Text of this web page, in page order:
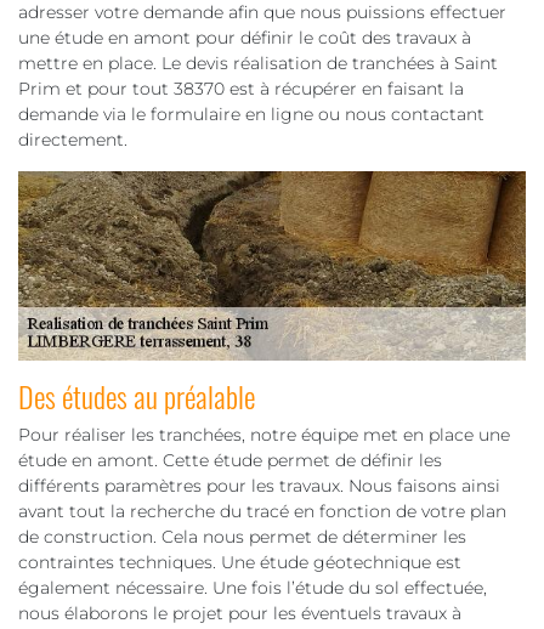
adresser votre demande afin que nous puissions effectuer
une étude en amont pour définir le coût des travaux à
mettre en place. Le devis réalisation de tranchées à Saint
Prim et pour tout 38370 est à récupérer en faisant la
demande via le formulaire en ligne ou nous contactant
directement.
Des études au préalable
Pour réaliser les tranchées, notre équipe met en place une
étude en amont. Cette étude permet de définir les
différents paramètres pour les travaux. Nous faisons ainsi
avant tout la recherche du tracé en fonction de votre plan
de construction. Cela nous permet de déterminer les
contraintes techniques. Une étude géotechnique est
également nécessaire. Une fois l’étude du sol effectuée,
nous élaborons le projet pour les éventuels travaux à